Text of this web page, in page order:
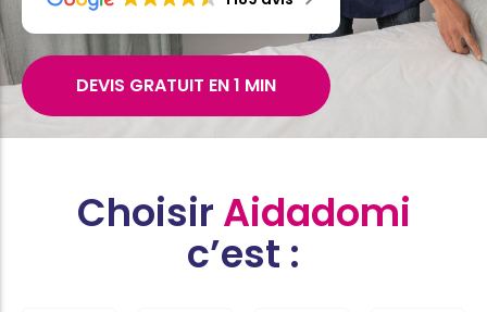
DEVIS GRATUIT EN 1 MIN
Choisir Aidadomi
c’est :